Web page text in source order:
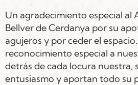
Un agradecimiento especial al
Bellver de Cerdanya por su
agujeros y por ceder el
reconocimiento especial a
detrás de cada locura nuestra,
entusiasmo y aportan todo su